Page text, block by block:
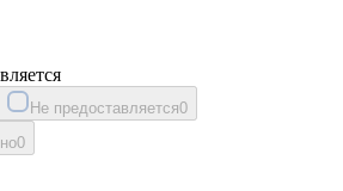
Не предоставляется0
0